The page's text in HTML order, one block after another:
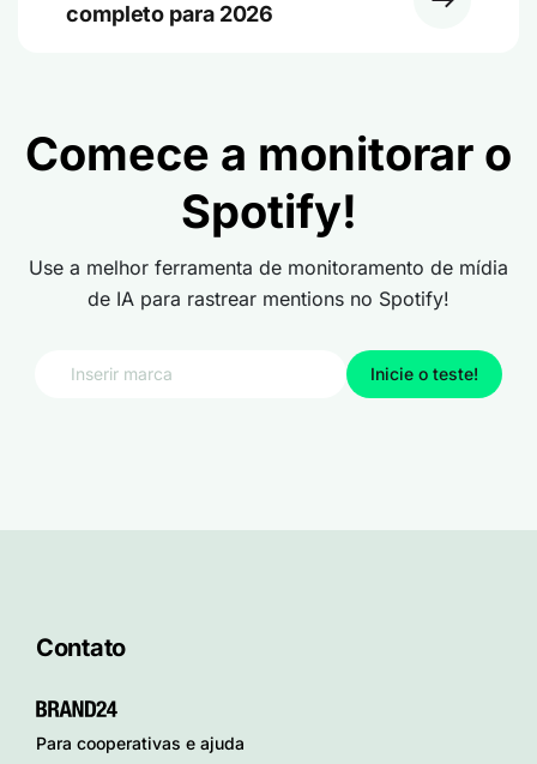
completo para 2026
Comece a monitorar o
Spotify!
Use a melhor ferramenta de monitoramento de mídia
de IA para rastrear mentions no Spotify!
Inicie o teste!
Contato
Para cooperativas e ajuda